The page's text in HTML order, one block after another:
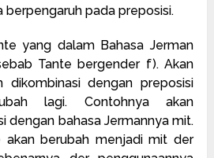
berpengaruh pada preposisi.
yang dalam Bahasa Jerman
Tante bergender f). Akan
dikombinasi dengan preposisi
lagi. Contohnya akan
dengan bahasa Jermannya mit.
akan berubah menjadi mit der